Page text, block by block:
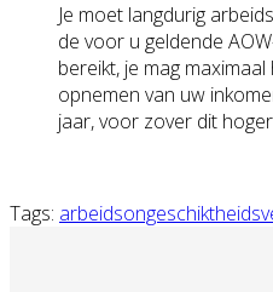
Je moet langdurig
de voor u geldende
bereikt, je mag
opnemen van uw
jaar, voor zover dit
Tags: